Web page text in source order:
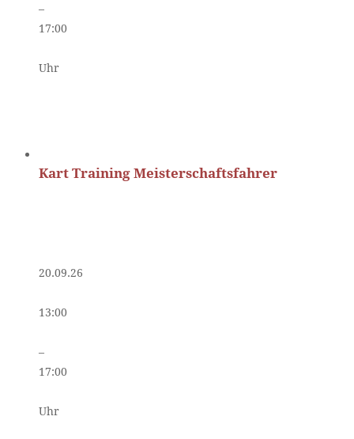
–
17:00
Uhr
Kart Training Meisterschaftsfahrer
20.09.26
13:00
–
17:00
Uhr